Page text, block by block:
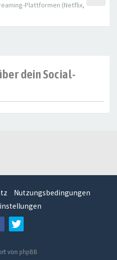
Plattformen (Netflix,
dein Social-
Nutzungsbedingungen
von phpBB